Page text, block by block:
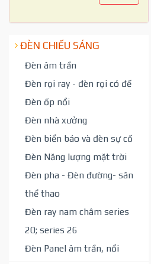
ĐÈN CHIẾU SÁNG
Đèn âm trần
Đèn rọi ray - đèn rọi có đế
Đèn ốp nổi
Đèn nhà xưởng
Đèn biển báo và đèn sự cố
Đèn Năng lượng mặt trời
Đèn pha - Đèn đường- sân
thể thao
Đèn ray nam châm series
20; series 26
Đèn Panel âm trần, nổi